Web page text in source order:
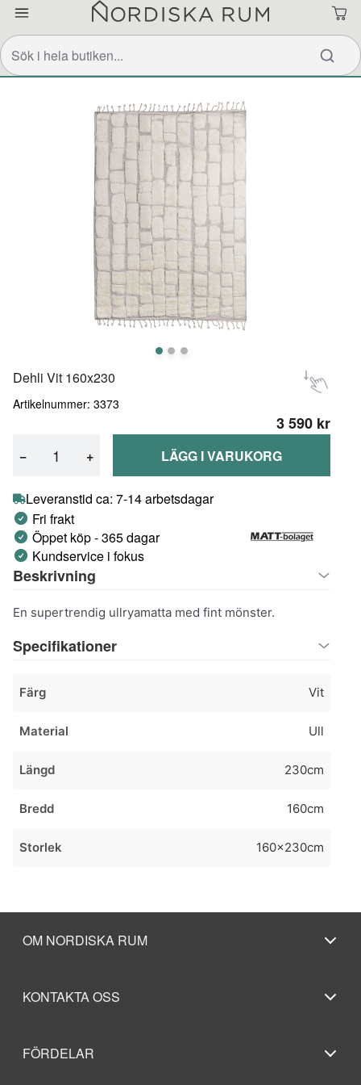
Dehli Vit 160x230
Artikelnummer: 3373
3 590 kr
− + LÄGG I VARUKORG
Leveranstid ca: 7-14 arbetsdagar
Fri frakt
Öppet köp - 365 dagar
Kundservice i fokus
Beskrivning
En supertrendig ullryamatta med fint mönster.
Specifikationer
Färg Vit
Material Ull
Längd 230cm
Bredd 160cm
Storlek 160x230cm
OM NORDISKA RUM
KONTAKTA OSS
FÖRDELAR